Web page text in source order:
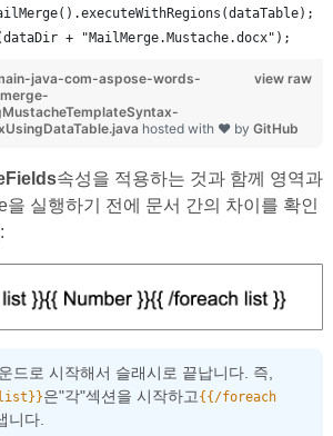
+ "MailMerge.Mustache.docx");
view raw
java-com-aspose-words-
hosted with ❤ by GitHub
속성을 적용하는 것과 함께 영역과
을 실행하기 전에 문서 간의 차이를 확인
드로 시작해서 슬래시로 끝납니다. 즉,
list}}은"각"섹션을 시작하고{{/foreach
니다.